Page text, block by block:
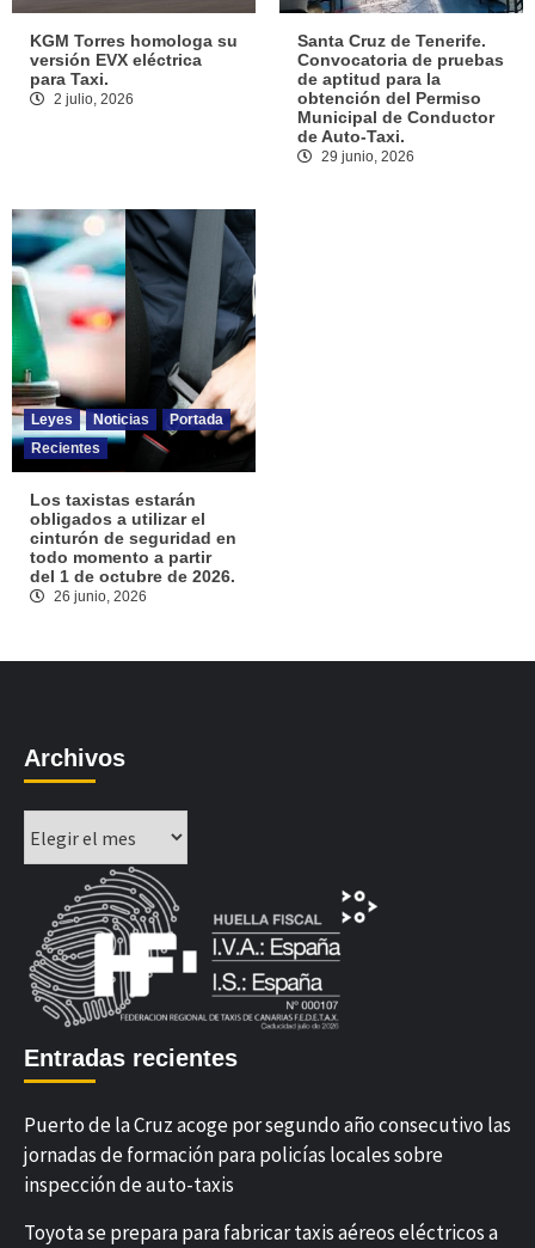
KGM Torres homologa su
versión EVX eléctrica
para Taxi.
2 julio, 2026
Santa Cruz de Tenerife.
Convocatoria de pruebas
de aptitud para la
obtención del Permiso
Municipal de Conductor
de Auto-Taxi.
29 junio, 2026
Leyes Noticias
Portada
Recientes
Los taxistas estarán
obligados a utilizar el
cinturón de seguridad en
todo momento a partir
del 1 de octubre de 2026.
26 junio, 2026
Archivos
Entradas recientes
Puerto de la Cruz acoge por segundo año consecutivo las
jornadas de formación para policías locales sobre
inspección de auto-taxis
Toyota se prepara para fabricar taxis aéreos eléctricos a